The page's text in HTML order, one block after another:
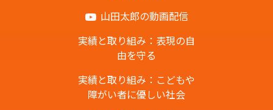
山田太郎の動画配信
実績と取り組み：表現の自
由を守る
実績と取り組み：こどもや
障がい者に優しい社会